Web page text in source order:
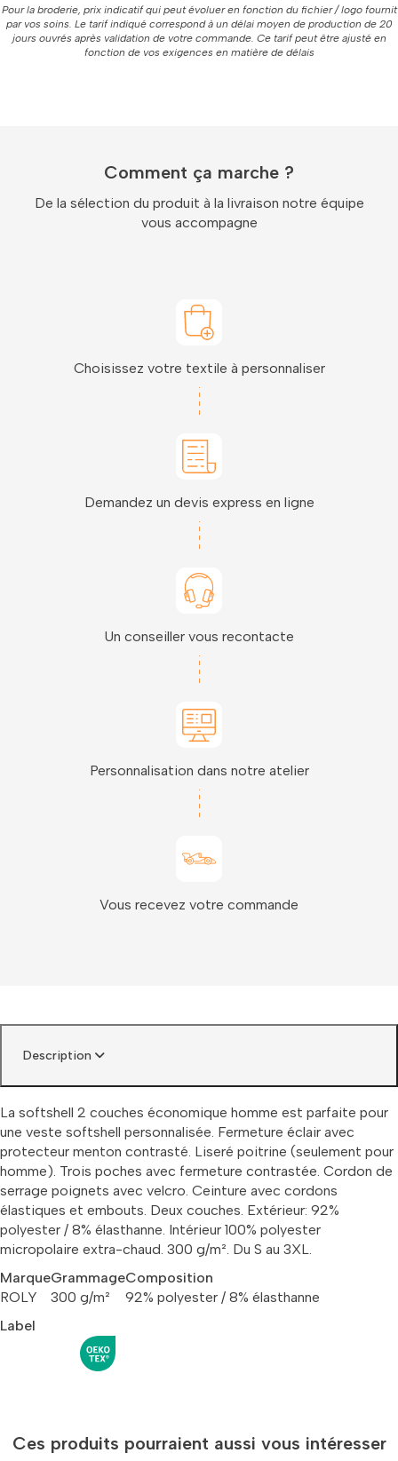
Pour la broderie, prix indicatif qui peut évoluer en fonction du fichier / logo fournit
par vos soins. Le tarif indiqué correspond à un délai moyen de production de 20
jours ouvrés après validation de votre commande. Ce tarif peut être ajusté en
fonction de vos exigences en matière de délais
Comment ça marche ?
De la sélection du produit à la livraison notre équipe
vous accompagne
Choisissez votre textile à personnaliser
Demandez un devis express en ligne
Un conseiller vous recontacte
Personnalisation dans notre atelier
Vous recevez votre commande
Description
La softshell 2 couches économique homme est parfaite pour
une veste softshell personnalisée. Fermeture éclair avec
protecteur menton contrasté. Liseré poitrine (seulement pour
homme). Trois poches avec fermeture contrastée. Cordon de
serrage poignets avec velcro. Ceinture avec cordons
élastiques et embouts. Deux couches. Extérieur: 92%
polyester / 8% élasthanne. Intérieur 100% polyester
micropolaire extra-chaud. 300 g/m². Du S au 3XL.
Marque
ROLY
Grammage
300 g/m²
Composition
92% polyester / 8% élasthanne
Label
Ces produits pourraient aussi vous intéresser